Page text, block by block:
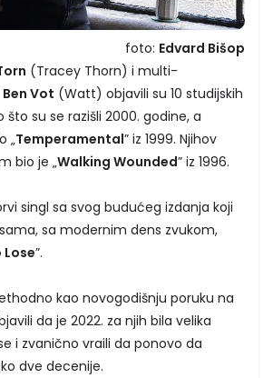
foto: Edvard Bišop
(Tracey Thorn) i multi-
Ben Vot (Watt) objavili su 10 studijskih
su se razišli 2000. godine, a
„Temperamental” iz 1999. Njihov
bio je „Walking Wounded” iz 1996.
singl sa svog budućeg izdanja koji
sa modernim dens zvukom,
”.
kao novogodišnju poruku na
da je 2022. za njih bila velika
i zvanično vraili da ponovo da
dve decenije.